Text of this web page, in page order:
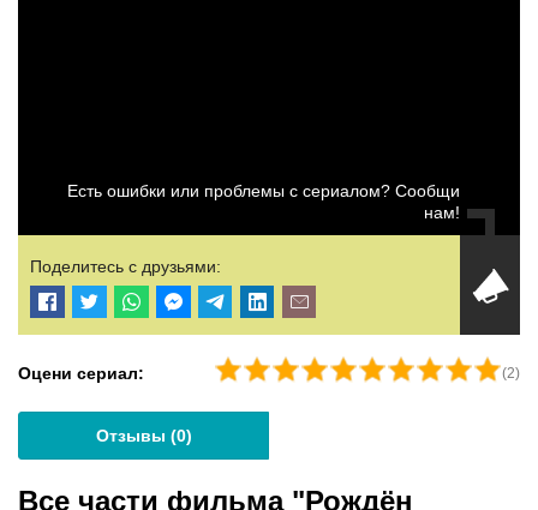
Есть ошибки или проблемы с сериалом? Сообщи
нам!
Поделитесь с друзьями:
Оцени сериал: (2)
Отзывы (0)
Все части фильма "Рождён